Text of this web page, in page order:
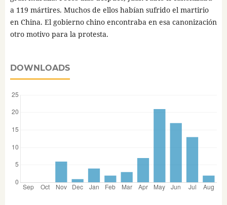
a 119 mártires. Muchos de ellos habían sufrido el martirio
en China. El gobierno chino encontraba en esa canonización
otro motivo para la protesta.
DOWNLOADS